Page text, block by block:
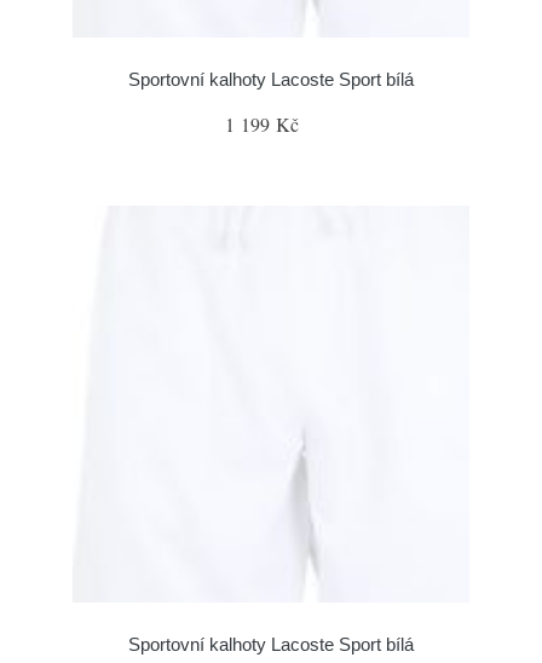
Sportovní kalhoty Lacoste Sport bílá
1 199 Kč
Sportovní kalhoty Lacoste Sport bílá